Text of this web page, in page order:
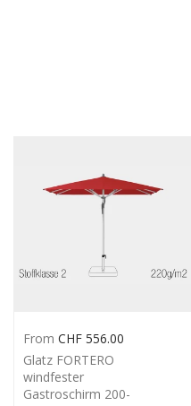
Glatz FORTERO
windfester
Gastroschirm 200-
From CHF 556.00